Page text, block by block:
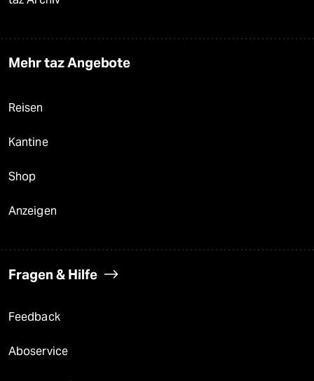
Mehr taz Angebote
Reisen
Kantine
Shop
Anzeigen
Fragen & Hilfe
Feedback
Aboservice